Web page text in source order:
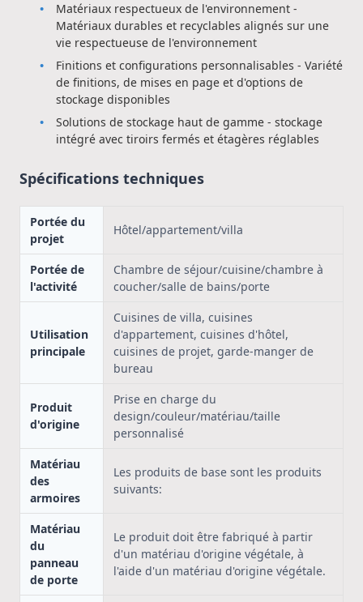
Matériaux respectueux de l'environnement -
Matériaux durables et recyclables alignés sur une
vie respectueuse de l'environnement
Finitions et configurations personnalisables - Variété
de finitions, de mises en page et d'options de
stockage disponibles
Solutions de stockage haut de gamme - stockage
intégré avec tiroirs fermés et étagères réglables
Spécifications techniques
Portée du
projet
Hôtel/appartement/villa
Portée de
l'activité
Chambre de séjour/cuisine/chambre à
coucher/salle de bains/porte
Utilisation
principale
Cuisines de villa, cuisines
d'appartement, cuisines d'hôtel,
cuisines de projet, garde-manger de
bureau
Produit
d'origine
Prise en charge du
design/couleur/matériau/taille
personnalisé
Matériau
des
armoires
Les produits de base sont les produits
suivants:
Matériau
du
panneau
de porte
Le produit doit être fabriqué à partir
d'un matériau d'origine végétale, à
l'aide d'un matériau d'origine végétale.